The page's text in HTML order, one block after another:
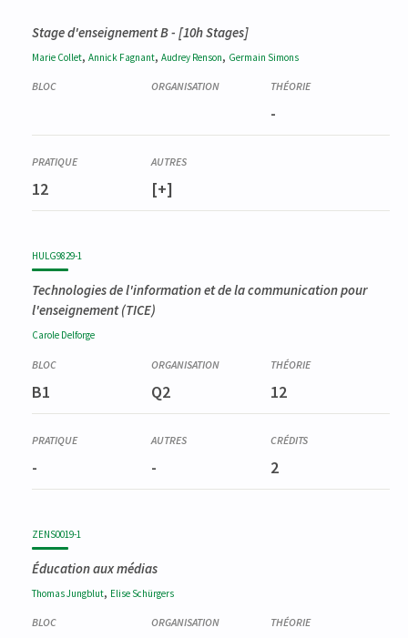
Stage d'enseignement B - [10h Stages]
Marie Collet, Annick Fagnant, Audrey Renson, Germain Simons
-
12 [+]
HULG9829-1
Technologies de l'information et de la communication pour
l'enseignement (TICE)
Carole Delforge
B1 Q2 12
- - 2
ZENS0019-1
Éducation aux médias
ThomasJungblut, Elise Schürgers